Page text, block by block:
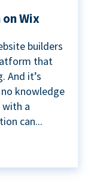
Wix
builders
that
And it’s
knowledge
with a
can...